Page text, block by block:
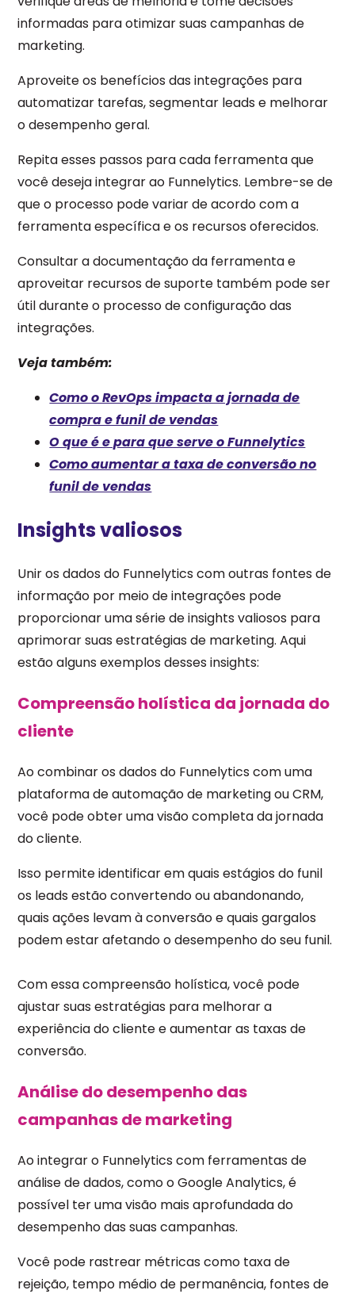
informadas para otimizar suas campanhas de
marketing.
Aproveite os benefícios das integrações para
automatizar tarefas, segmentar leads e melhorar
o desempenho geral.
Repita esses passos para cada ferramenta que
você deseja integrar ao Funnelytics. Lembre-se de
que o processo pode variar de acordo com a
ferramenta específica e os recursos oferecidos.
Consultar a documentação da ferramenta e
aproveitar recursos de suporte também pode ser
útil durante o processo de configuração das
integrações.
Veja também:
Como o RevOps impacta a jornada de
compra e funil de vendas
O que é e para que serve o Funnelytics
Como aumentar a taxa de conversão no
funil de vendas
Insights valiosos
Unir os dados do Funnelytics com outras fontes de
informação por meio de integrações pode
proporcionar uma série de insights valiosos para
aprimorar suas estratégias de marketing. Aqui
estão alguns exemplos desses insights:
Compreensão holística da jornada do
cliente
Ao combinar os dados do Funnelytics com uma
plataforma de automação de marketing ou CRM,
você pode obter uma visão completa da jornada
do cliente.
Isso permite identificar em quais estágios do funil
os leads estão convertendo ou abandonando,
quais ações levam à conversão e quais gargalos
podem estar afetando o desempenho do seu funil.
Com essa compreensão holística, você pode
ajustar suas estratégias para melhorar a
experiência do cliente e aumentar as taxas de
conversão.
Análise do desempenho das
campanhas de marketing
Ao integrar o Funnelytics com ferramentas de
análise de dados, como o Google Analytics, é
possível ter uma visão mais aprofundada do
desempenho das suas campanhas.
Você pode rastrear métricas como taxa de
rejeição, tempo médio de permanência, fontes de